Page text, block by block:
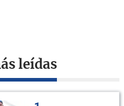
leídas